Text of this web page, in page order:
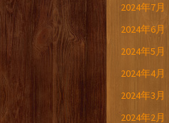
2024年7月
2024年6月
2024年5月
2024年4月
2024年3月
2024年2月